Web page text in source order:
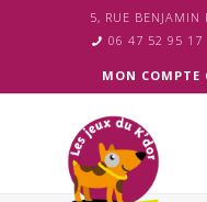
5, RUE BENJAMIN
06 47 52 95 17
MON COMPTE